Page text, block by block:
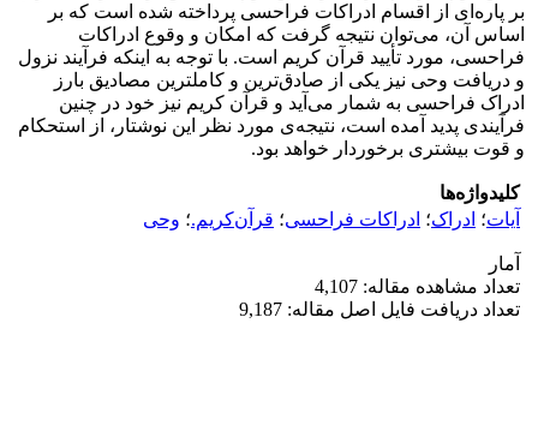
بر پاره‌ای از اقسام ادراکات فراحسی پرداخته شده است که بر
اساس آن، می‌توان نتیجه گرفت که امکان و وقوع ادراکات
فراحسی، مورد تأیید قرآن کریم است. با توجه به اینکه فرآیند نزول
و دریافت وحی نیز یکی از صادق‌ترین و کاملترین مصادیق بارز
ادراک فراحسی به شمار می‌آید و قرآن کریم نیز خود در چنین
فرآیندی پدید آمده است، نتیجه‌ی مورد نظر این نوشتار، از استحکام
و قوت بیشتری برخوردار خواهد بود.
کلیدواژه‌ها
آیات؛ ادراک؛ ادراکات فراحسی؛ قرآن‌کریم.؛ وحی
آمار
تعداد مشاهده مقاله: 4,107
تعداد دریافت فایل اصل مقاله: 9,187